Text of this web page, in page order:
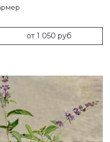
от 1 050 руб